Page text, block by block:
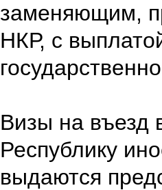
заменяющим,
НКР, с
Визы на въезд
Республику
выдаются